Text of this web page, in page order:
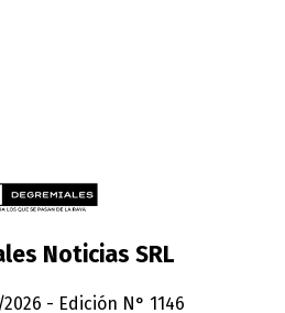
Noticias SRL
- Edición N° 1146